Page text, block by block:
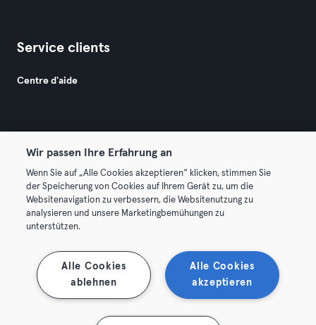
Service clients
Centre d'aide
© 2026 Urban Sports Group GmbH. All rights reserved.
Conditions générales Politique de confidentialité
Mentions légales
Se rétracter ici
Wir passen Ihre Erfahrung an
Wenn Sie auf „Alle Cookies akzeptieren“ klicken, stimmen Sie
der Speicherung von Cookies auf Ihrem Gerät zu, um die
Websitenavigation zu verbessern, die Websitenutzung zu
analysieren und unsere Marketingbemühungen zu
unterstützen.
Alle Cookies
akzeptieren
Alle Cookies
ablehnen